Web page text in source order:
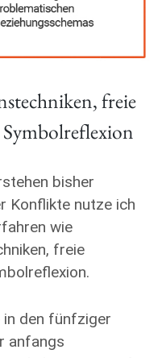
freie
bisher
Konflikte nutze ich
wie
freie
den fünfziger
anfangs